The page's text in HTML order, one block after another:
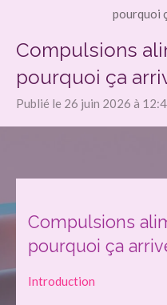
pourquoi
Compulsions
pourquoi ça
Publié le 26 juin 2026 à
Compulsions
pourquoi ça
Introduction